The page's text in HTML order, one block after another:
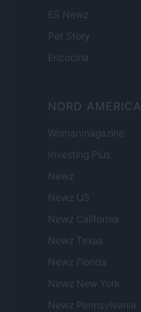
ES Newz
Pet Story
Encocina
NORD AMERICA
Womanmagazine
Investing Plus
Newz
Newz US
Newz California
Newz Texas
Newz Florida
Newz New York
Newz Pennsylvania